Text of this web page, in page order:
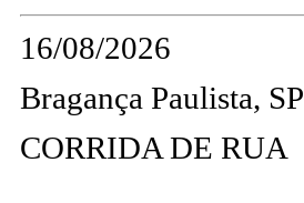
16/08/2026
Bragança Paulista, SP
CORRIDA DE RUA